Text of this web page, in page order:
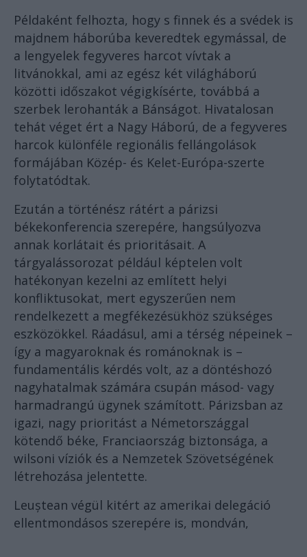
Példaként felhozta, hogy s finnek és a svédek is
majdnem háborúba keveredtek egymással, de
a lengyelek fegyveres harcot vívtak a
litvánokkal, ami az egész két világháború
közötti időszakot végigkísérte, továbbá a
szerbek lerohanták a Bánságot. Hivatalosan
tehát véget ért a Nagy Háború, de a fegyveres
harcok különféle regionális fellángolások
formájában Közép- és Kelet-Európa-szerte
folytatódtak.
Ezután a történész rátért a párizsi
békekonferencia szerepére, hangsúlyozva
annak korlátait és prioritásait. A
tárgyalássorozat például képtelen volt
hatékonyan kezelni az említett helyi
konfliktusokat, mert egyszerűen nem
rendelkezett a megfékezésükhöz szükséges
eszközökkel. Ráadásul, ami a térség népeinek –
így a magyaroknak és románoknak is –
fundamentális kérdés volt, az a döntéshozó
nagyhatalmak számára csupán másod- vagy
harmadrangú ügynek számított. Párizsban az
igazi, nagy prioritást a Németországgal
kötendő béke, Franciaország biztonsága, a
wilsoni víziók és a Nemzetek Szövetségének
létrehozása jelentette.
Leuștean végül kitért az amerikai delegáció
ellentmondásos szerepére is, mondván,